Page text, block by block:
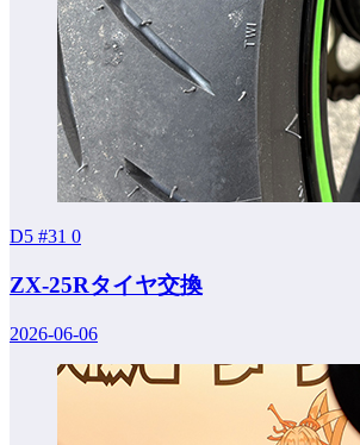
D5 #31 0
ZX-25Rタイヤ交換
2026-06-06